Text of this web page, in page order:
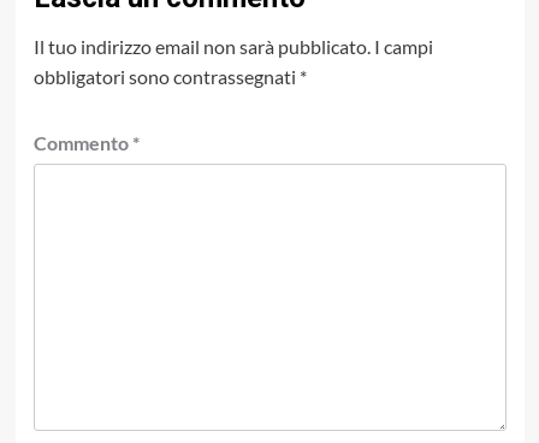
Il tuo indirizzo email non sarà pubblicato. I campi
obbligatori sono contrassegnati *
Commento *